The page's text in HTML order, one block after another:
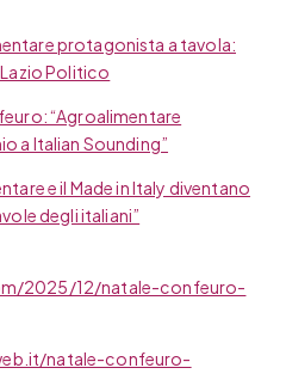
protagonista a tavola:
Politico
“Agroalimentare
a Italian Sounding”
e il Made in Italy diventano
degli italiani”
2025/12/natale-confeuro-
natale-confeuro-